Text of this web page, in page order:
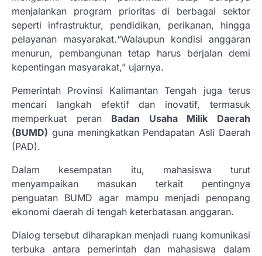
menjalankan program prioritas di berbagai sektor
seperti infrastruktur, pendidikan, perikanan, hingga
pelayanan masyarakat.“Walaupun kondisi anggaran
menurun, pembangunan tetap harus berjalan demi
kepentingan masyarakat,” ujarnya.
Pemerintah Provinsi Kalimantan Tengah juga terus
mencari langkah efektif dan inovatif, termasuk
memperkuat peran Badan Usaha Milik Daerah
(BUMD) guna meningkatkan Pendapatan Asli Daerah
(PAD).
Dalam kesempatan itu, mahasiswa turut
menyampaikan masukan terkait pentingnya
penguatan BUMD agar mampu menjadi penopang
ekonomi daerah di tengah keterbatasan anggaran.
Dialog tersebut diharapkan menjadi ruang komunikasi
terbuka antara pemerintah dan mahasiswa dalam